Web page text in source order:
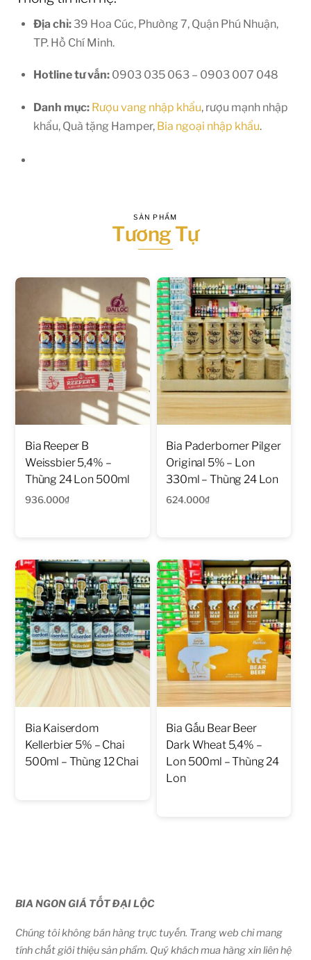
Địa chỉ: 39 Hoa Cúc, Phường 7, Quận Phú Nhuận,
TP. Hồ Chí Minh.
Hotline tư vấn: 0903 035 063 – 0903 007 048
Danh mục: Rượu vang nhập khẩu, rượu mạnh nhập
khẩu, Quà tặng Hamper, Bia ngoại nhập khẩu.
SẢN PHẨM
Tương Tự
Bia Reeper B
Weissbier 5,4% –
Thùng 24 Lon 500ml
936.000₫
Bia Paderborner Pilger
Original 5% – Lon
330ml – Thùng 24 Lon
624.000₫
Bia Kaiserdom
Kellerbier 5% – Chai
500ml – Thùng 12 Chai
Bia Gấu Bear Beer
Dark Wheat 5,4% –
Lon 500ml – Thùng 24
Lon
BIA NGON GIÁ TỐT ĐẠI LỘC
Chúng tôi không bán hàng trực tuyến. Trang web chỉ mang
tính chất giới thiệu sản phẩm. Quý khách mua hàng xin liên hệ